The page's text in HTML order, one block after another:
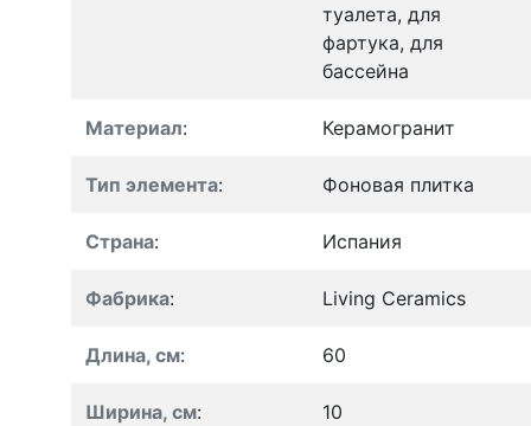
туалета, для
фартука, для
бассейна
Материал: Керамогранит
Тип элемента: Фоновая плитка
Страна: Испания
Фабрика: Living Ceramics
Длина, см: 60
Ширина, см: 10